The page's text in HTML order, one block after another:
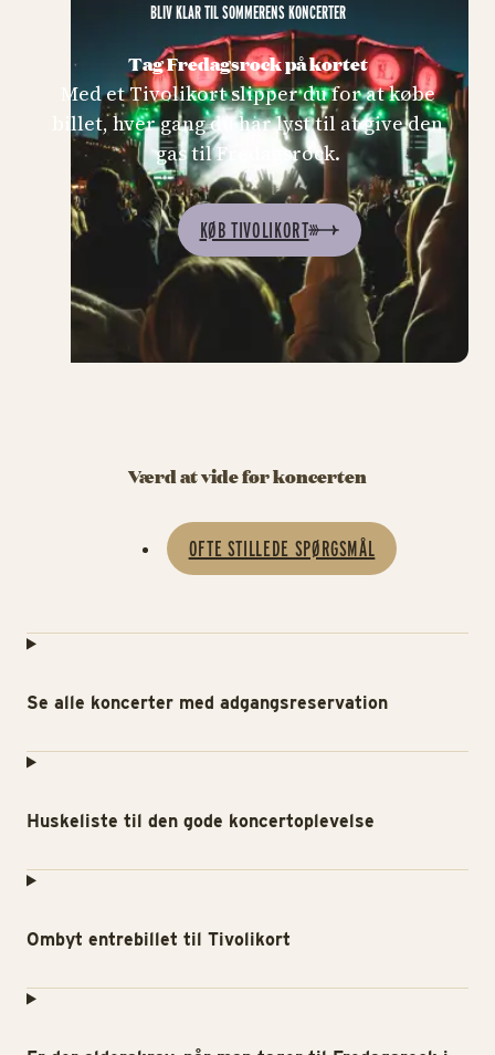
Tag Fredagsrock på kortet
BLIV KLAR TIL SOMMERENS KONCERTER
Med et Tivolikort slipper du for at købe
billet, hver gang du har lyst til at give den
gas til Fredagsrock.
KØB TIVOLIKORT
Værd at vide før koncerten
OFTE STILLEDE SPØRGSMÅL
Se alle koncerter med adgangsreservation
Huskeliste til den gode koncertoplevelse
Ombyt entrebillet til Tivolikort